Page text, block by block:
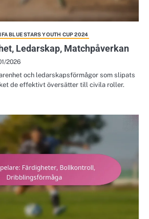
BLUE STARS YOUTH CUP 2024
Ledarskap, Matchpåverkan
2026
och ledarskapsförmågor som slipats
de effektivt översätter till civila roller.